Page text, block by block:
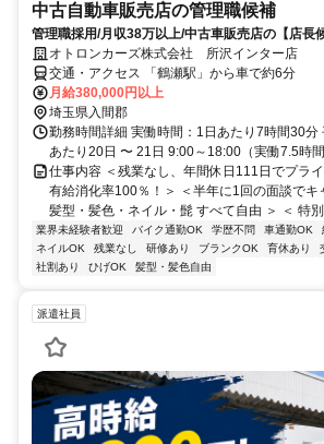
中古自動車販売店の管理職候補
管理職採用/月収38万以上/中古車販売店の【店長候
オトロンカーズ株式会社 所沢インター店
交通・アクセス 「鶴瀬駅」から車で約6分
月給380,000円以上
埼玉県入間郡
勤務時間詳細 実働時間：1日あたり7時間30分
あたり20日 〜 21日 9:00～18:00（実働7.5時間
仕事内容 ＜残業なし、年間休日111日でプラ
有給消化率100％！＞ ＜半年に1回の面談でキ
髪型・髪色・ネイル・髭 すべて自由 ＞ ＜ 特
業界未経験者歓迎 バイク通勤OK 学歴不問 車通勤OK
ネイルOK
残業なし 研修あり ブランクOK 育休あり
社割あり
ひげOK 髪型・髪色自由
派遣社員